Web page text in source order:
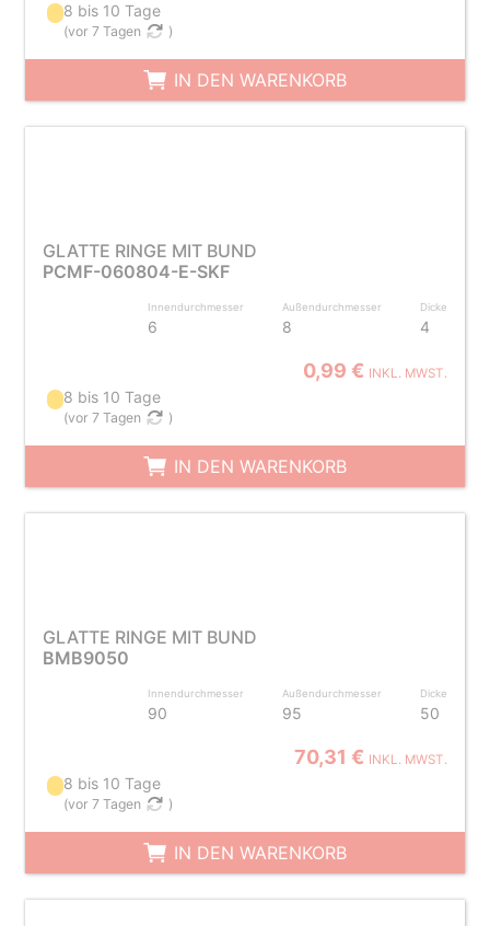
8 bis 10 Tage
(vor 7 Tagen )
IN DEN WARENKORB
GLATTE RINGE MIT BUND
PCMF-060804-E-SKF
Innendurchmesser
6
Außendurchmesser
8
Dicke
4
0,99 € INKL. MWST.
8 bis 10 Tage
(vor 7 Tagen )
IN DEN WARENKORB
GLATTE RINGE MIT BUND
BMB9050
Innendurchmesser
90
Außendurchmesser
95
Dicke
50
70,31 € INKL. MWST.
8 bis 10 Tage
(vor 7 Tagen )
IN DEN WARENKORB